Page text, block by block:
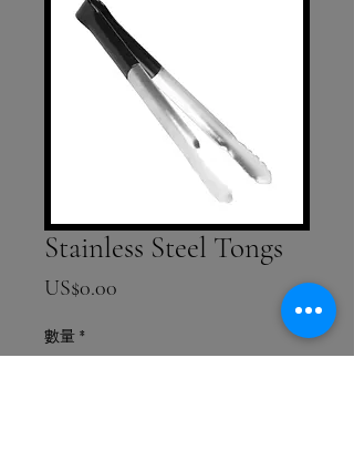
Stainless Steel Tongs
US$0.00
數量*